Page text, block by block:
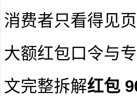
消费者只看得见
大额红包口令与
文完整拆解红包